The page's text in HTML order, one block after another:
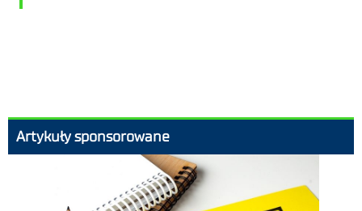
Artykuły sponsorowane